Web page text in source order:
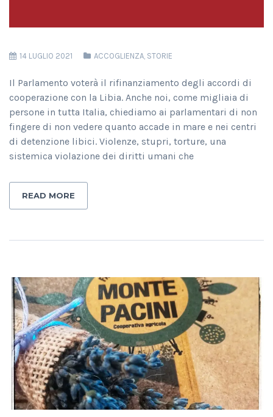
14 LUGLIO 2021 ACCOGLIENZA, STORIE
Il Parlamento voterà il rifinanziamento degli accordi di
cooperazione con la Libia. Anche noi, come migliaia di
persone in tutta Italia, chiediamo ai parlamentari di non
fingere di non vedere quanto accade in mare e nei centri
di detenzione libici. Violenze, stupri, torture, una
sistemica violazione dei diritti umani che
READ MORE